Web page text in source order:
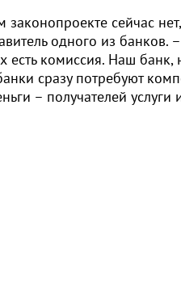
сейчас
одного из банков.
есть комиссия. Наш
сразу потребуют
– получателей